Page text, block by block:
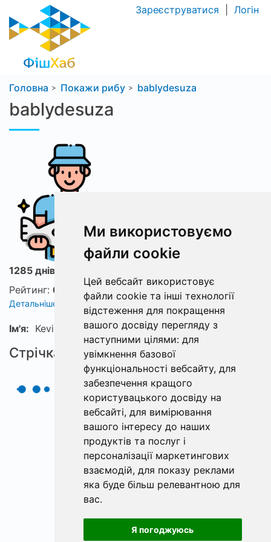
Ми використовуємо
файли cookie
Цей вебсайт використовує
файли cookie та інші технології
відстеження для покращення
вашого досвіду перегляду з
наступними цілями: для
увімкнення базової
функціональності вебсайту, для
забезпечення кращого
користувацького досвіду на
вебсайті, для вимірювання
вашого інтересу до наших
продуктів та послуг і
персоналізації маркетингових
взаємодій, для показу реклами
яка буде більш релевантною для
вас.
Я погоджуюсь
Зареєструватися Логін
Головна Покажи рибу bablydesuza
bablydesuza
1285 днів з ФішХаб
Рейтинг: 0
Детальніше про рейтинг
Ім'я: KevinkeymnFJ
Стрічка